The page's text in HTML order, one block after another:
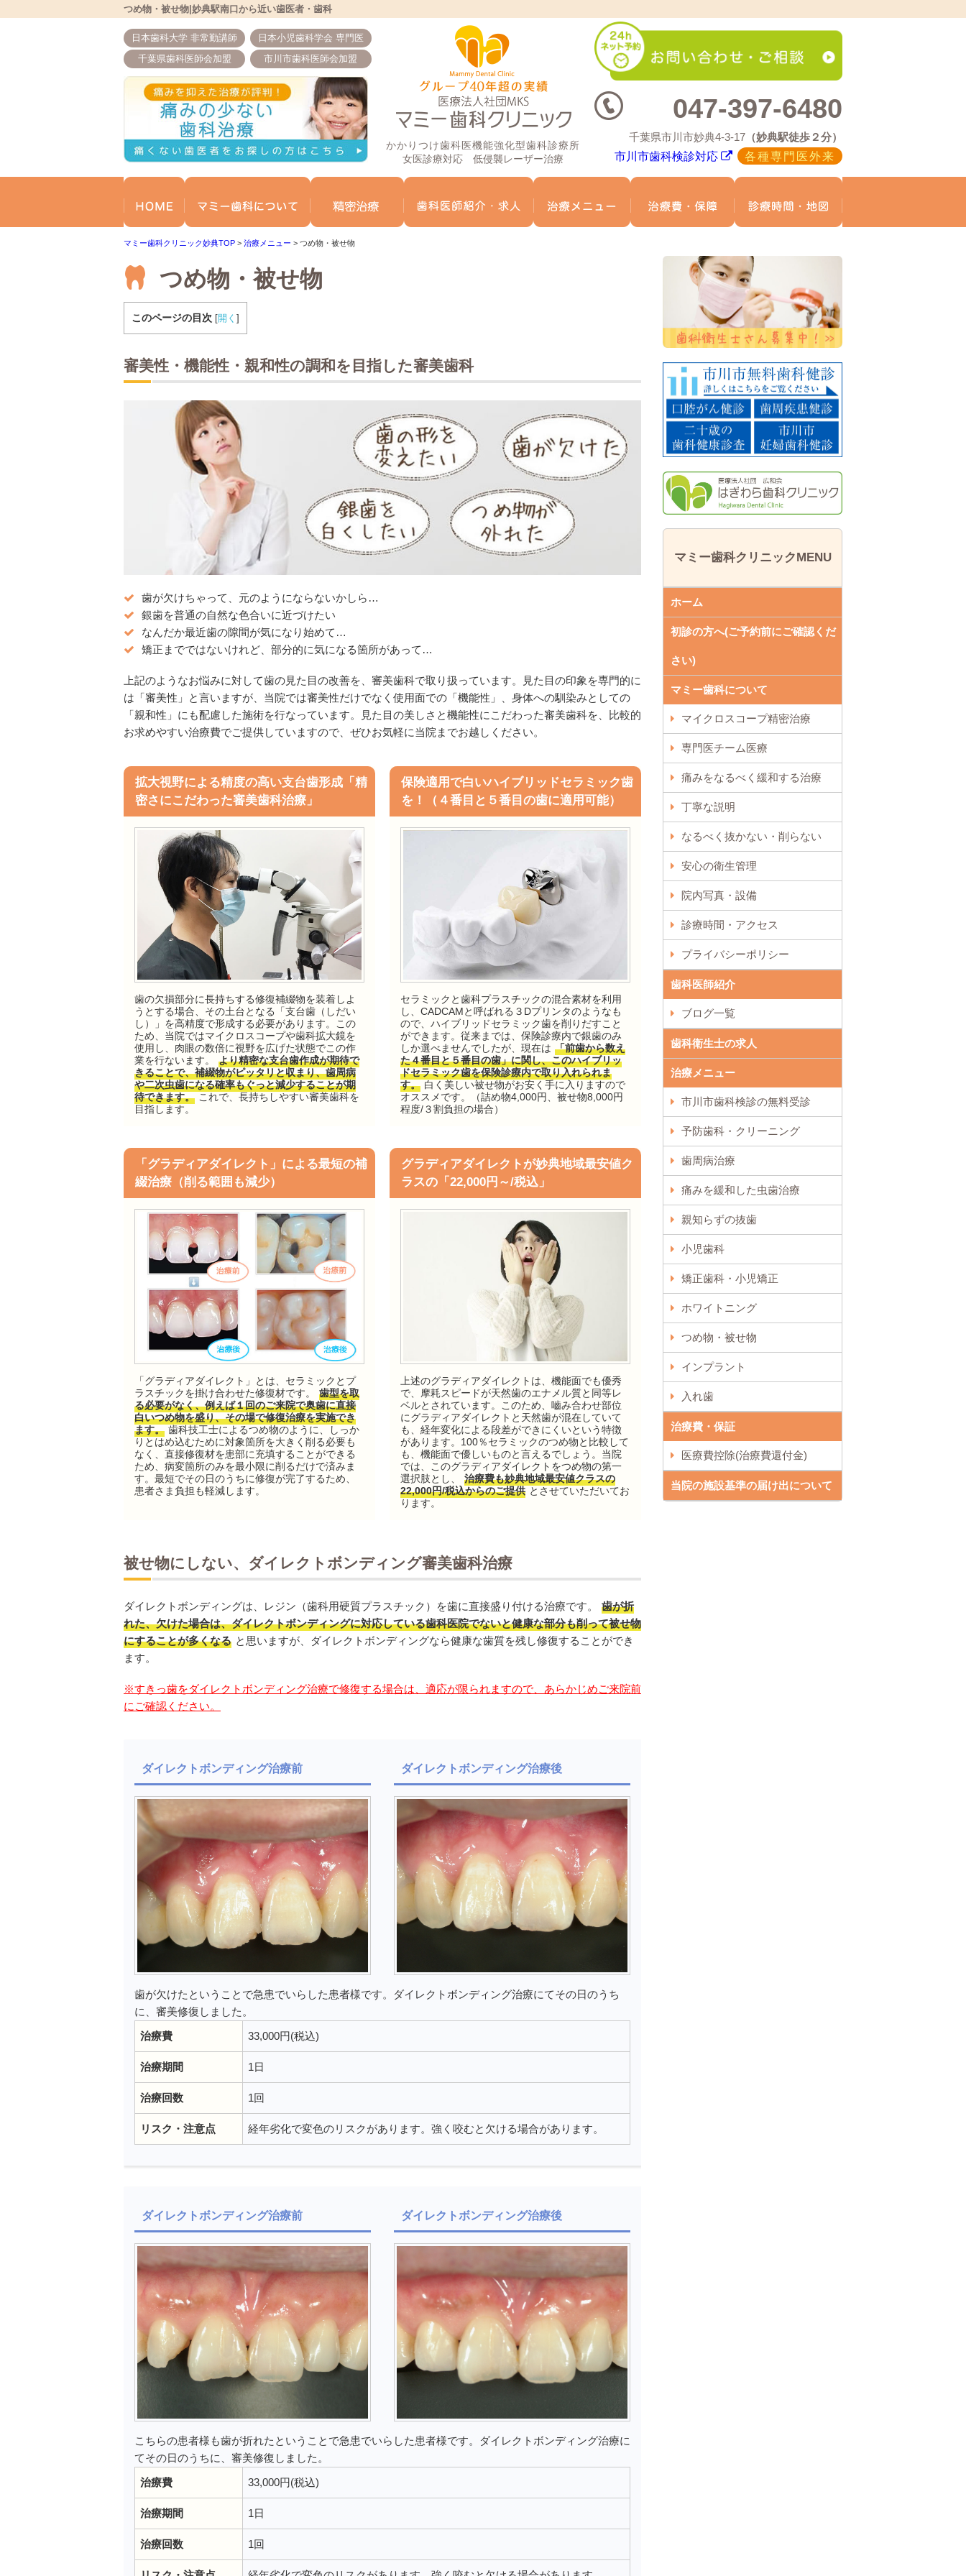
つめ物・被せ物|妙典駅南口から近い歯医者・歯科
日本歯科大学 非常勤講師
日本小児歯科学会 専門医
千葉県歯科医師会加盟
市川市歯科医師会加盟
かかりつけ歯科医機能強化型歯科診療所
女医診療対応 低侵襲レーザー治療
047-397-6480
千葉県市川市妙典4-3-17 （妙典駅徒歩２分）
市川市歯科検診対応
各種専門医外来
ホーム マミー歯科についてマイクロスコープ精密治療歯科医師紹介 治療メニュー 治療費・保証
マミー歯科クリニック妙典TOP > 治療メニュー > つめ物・被せ物
つめ物・被せ物
このページの目次 [開く ]
審美性・機能性・親和性の調和を目指した審美歯科
歯が欠けちゃって、元のようにならないかしら…
銀歯を普通の自然な色合いに近づけたい
なんだか最近歯の隙間が気になり始めて…
矯正までではないけれど、部分的に気になる箇所があって…
上記のようなお悩みに対して歯の見た目の改善を、審美歯科で取り扱っています。見た目の印象を専門的に
は「審美性」と言いますが、当院では審美性だけでなく使用面での「機能性」、身体への馴染みとしての
「親和性」にも配慮した施術を行なっています。見た目の美しさと機能性にこだわった審美歯科を、比較的
お求めやすい治療費でご提供していますので、ぜひお気軽に当院までお越しください。
拡大視野による精度の高い支台歯形成「精
密さにこだわった審美歯科治療」
歯の欠損部分に長持ちする修復補綴物を装着しよ
うとする場合、その土台となる「支台歯（しだい
し）」を高精度で形成する必要があります。この
ため、当院ではマイクロスコープや歯科拡大鏡を
使用し、肉眼の数倍に視野を広げた状態でこの作
業を行ないます。
より精密な支台歯作成が期待で
きることで、補綴物がピッタリと収まり、歯周病
や二次虫歯になる確率もぐっと減少することが期
待できます。 これで、長持ちしやすい審美歯科を
目指します。
保険適用で白いハイブリッドセラミック歯
を！（４番目と５番目の歯に適用可能）
セラミックと歯科プラスチックの混合素材を利用
し、CADCAMと呼ばれる３Dプリンタのようなも
ので、ハイブリッドセラミック歯を削りだすこと
ができます。従来までは、保険診療内で銀歯のみ
しか選べませんでしたが、現在は 「前歯から数え
た４番目と５番目の歯」に関し、このハイブリッ
ドセラミック歯を保険診療内で取り入れられま
す。 白く美しい被せ物がお安く手に入りますので
オススメです。（詰め物4,000円、被せ物8,000円
程度/３割負担の場合）
「グラディアダイレクト」による最短の補
綴治療（削る範囲も減少）
「グラディアダイレクト」とは、セラミックとプ
ラスチックを掛け合わせた修復材です。
歯型を取
る必要がなく、例えば１回のご来院で奥歯に直接
白いつめ物を盛り、その場で修復治療を実施でき
ます。 歯科技工士によるつめ物のように、しっか
りとはめ込むために対象箇所を大きく削る必要も
なく、直接修復材を患部に充填することができる
ため、病変箇所のみを最小限に削るだけで済みま
す。最短でその日のうちに修復が完了するため、
患者さま負担も軽減します。
グラディアダイレクトが妙典地域最安値ク
ラスの「22,000円～/税込」
上述のグラディアダイレクトは、機能面でも優秀
で、摩耗スピードが天然歯のエナメル質と同等レ
ベルとされています。このため、嚙み合わせ部位
にグラディアダイレクトと天然歯が混在していて
も、経年変化による段差ができにくいという特徴
があります。100％セラミックのつめ物と比較して
も、機能面で優しいものと言えるでしょう。当院
では、このグラディアダイレクトをつめ物の第一
選択肢とし、
治療費も妙典地域最安値クラスの
22,000円/税込からのご提供 とさせていただいてお
ります。
被せ物にしない、ダイレクトボンディング審美歯科治療
ダイレクトボンディングは、レジン（歯科用硬質プラスチック）を歯に直接盛り付ける治療です。
歯が折
れた、欠けた場合は、ダイレクトボンディングに対応している歯科医院でないと健康な部分も削って被せ物
にすることが多くなる と思いますが、ダイレクトボンディングなら健康な歯質を残し修復することができ
ます。
※すきっ歯をダイレクトボンディング治療で修復する場合は、適応が限られますので、あらかじめご来院前
にご確認ください。
ダイレクトボンディング治療前 ダイレクトボンディング治療後
歯が欠けたということで急患でいらした患者様です。ダイレクトボンディング治療にてその日のうち
に、審美修復しました。
治療費
33,000円(税込)
治療期間 1日
治療回数 1回
リスク・注意点 経年劣化で変色のリスクがあります。強く咬むと欠ける場合があります。
ダイレクトボンディング治療前 ダイレクトボンディング治療後
こちらの患者様も歯が折れたということで急患でいらした患者様です。ダイレクトボンディング治療に
てその日のうちに、審美修復しました。
治療費
33,000円(税込)
治療期間 1日
治療回数 1回
マミー歯科クリニックMENU
ホーム
初診の方へ(ご予約前にご確認くだ
さい)
マミー歯科について
マイクロスコープ精密治療
専門医チーム医療
痛みをなるべく緩和する治療
丁寧な説明
なるべく抜かない・削らない
安心の衛生管理
院内写真・設備
診療時間・アクセス
プライバシーポリシー
歯科医師紹介
ブログ一覧
歯科衛生士の求人
治療メニュー
市川市歯科検診の無料受診
予防歯科・クリーニング
歯周病治療
痛みを緩和した虫歯治療
親知らずの抜歯
小児歯科
矯正歯科・小児矯正
ホワイトニング
つめ物・被せ物
インプラント
入れ歯
治療費・保証
医療費控除(治療費還付金)
当院の施設基準の届け出について